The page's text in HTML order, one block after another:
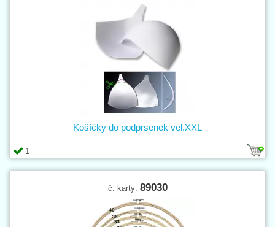
1
Košíčky do podprsenek vel.XXL
č. karty: 89030